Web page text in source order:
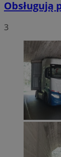
Obsługują
3